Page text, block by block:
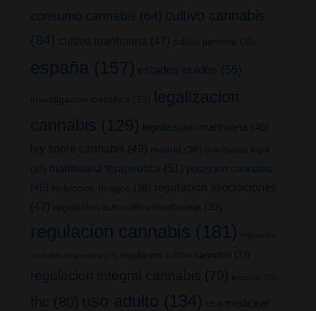
consumo cannabis (64) cultivo cannabis
(84) cultivo marihuana (47) cultivo personal (35)
españa (157) estados unidos (55)
investigacion cientifica (39)
legalizacion
cannabis (129) legalizacion marihuana (46)
ley sobre cannabis (49) madrid (38)
marihuana legal
(32)
marihuana terapeutica (51) posesion cannabis
(45) reduccion riesgos (38)
regulacion asociaciones
(47) regulacion autocultivo marihuana (39)
regulacion cannabis (181) regulacion
cannabis terapeutico (25) regulacion cultivo cannabis (33)
regulacion integral cannabis (79) terpenos (25)
thc (80) uso adulto (134) uso medicinal